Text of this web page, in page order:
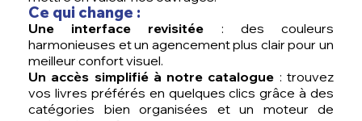
Ce qui change :
Une interface revisitée : des couleurs
harmonieuses et un agencement plus clair pour un
meilleur confort visuel.
Un accès simplifié à notre catalogue : trouvez
vos livres préférés en quelques clics grâce à des
catégories bien organisées et un moteur de